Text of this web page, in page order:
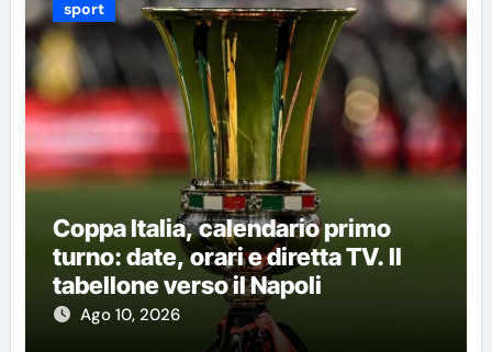
sport
Coppa Italia, calendario primo
turno: date, orari e diretta TV. Il
tabellone verso il Napoli
Ago 10, 2026